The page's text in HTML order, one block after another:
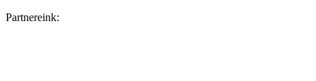
Partnereink: